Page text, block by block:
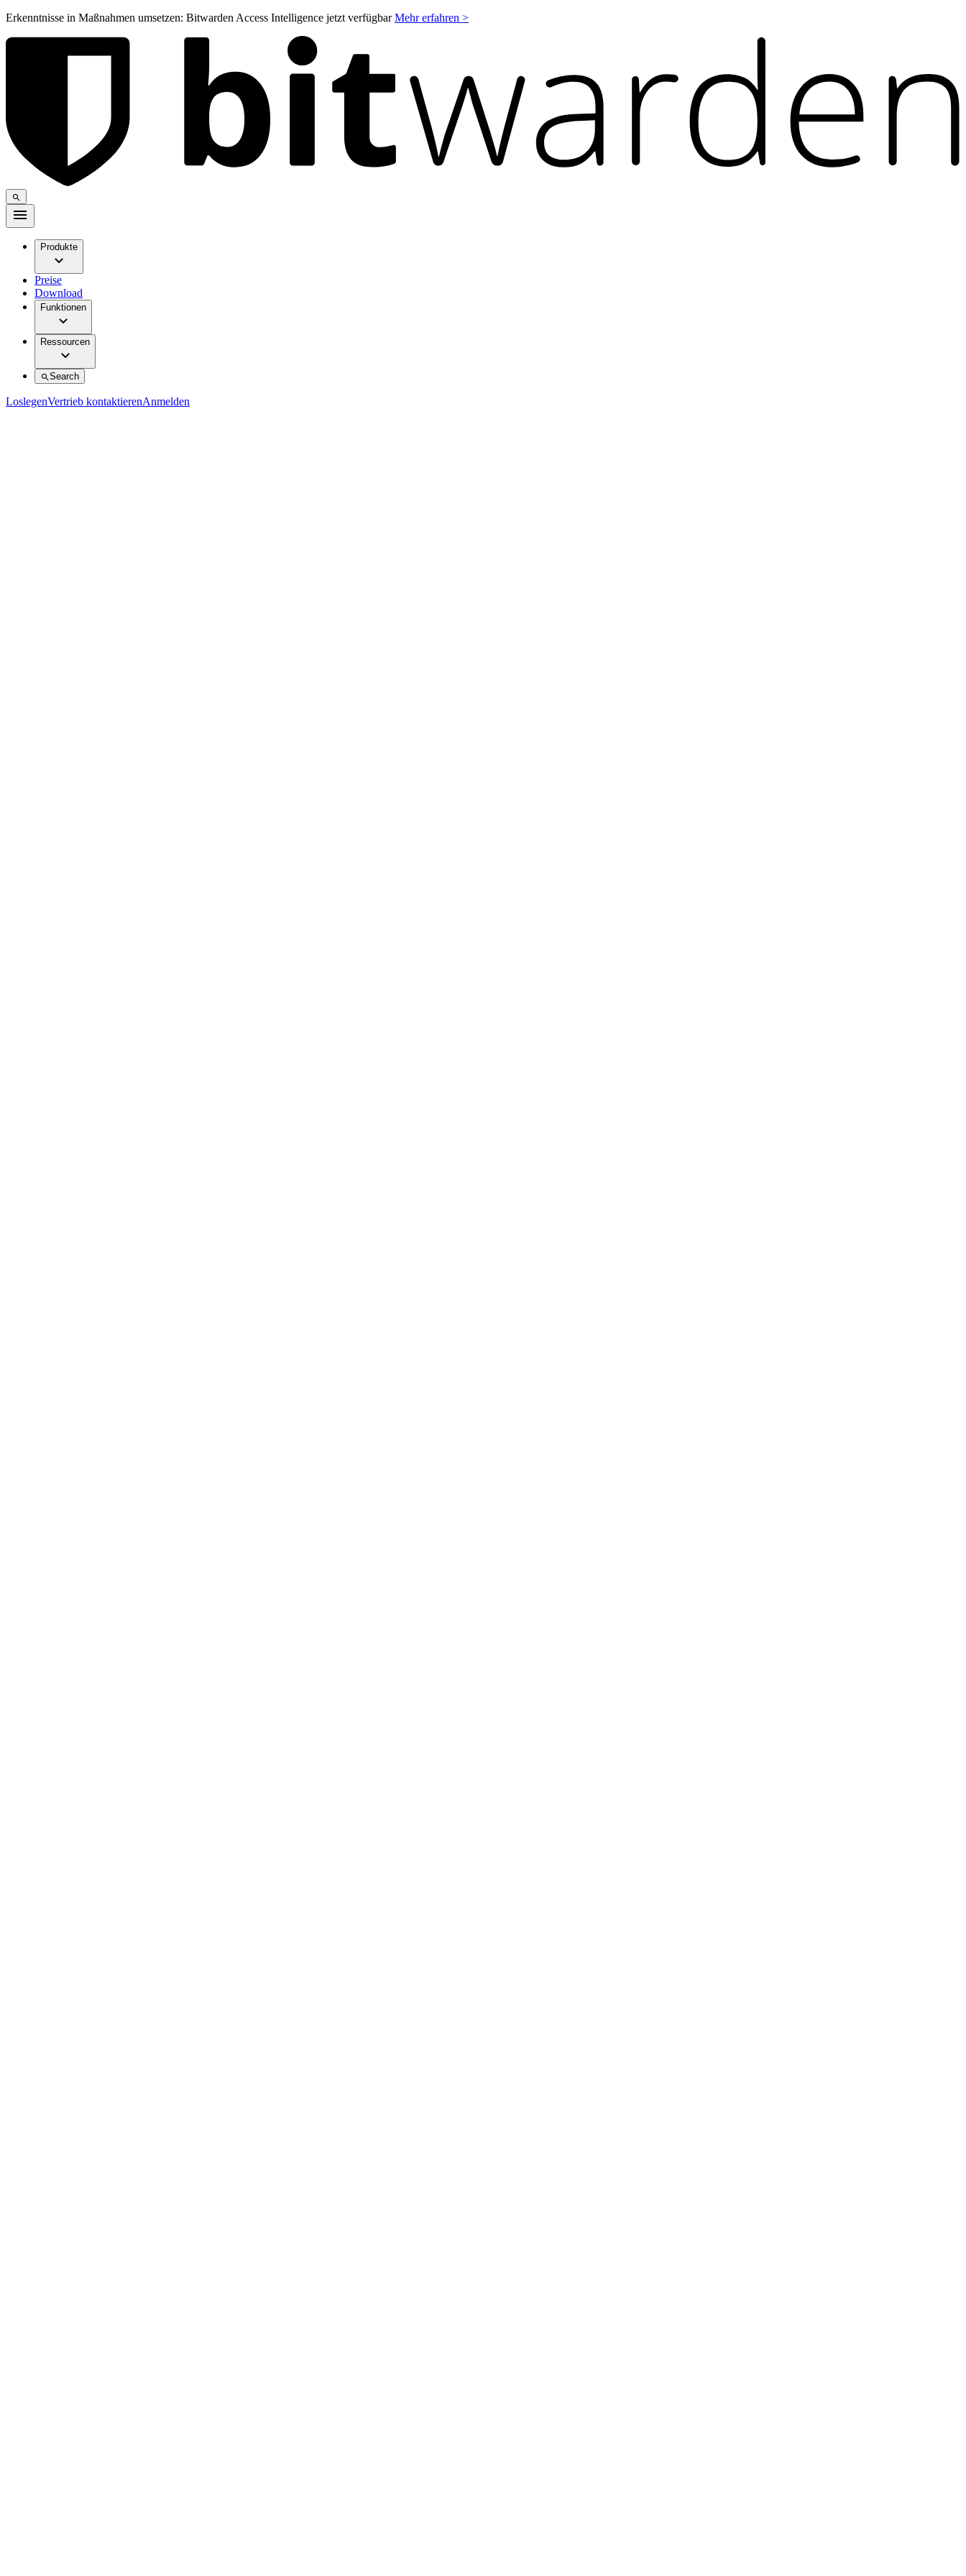
Erkenntnisse in Maßnahmen umsetzen: Bitwarden Access Intelligence jetzt verfügbarMehr erfahren >
Produkte
Preise
Download
Funktionen
Ressourcen
Search
LoslegenVertrieb kontaktierenAnmelden